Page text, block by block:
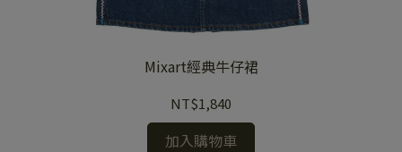
Mixart經典牛仔裙
NT$1,840
加入購物車